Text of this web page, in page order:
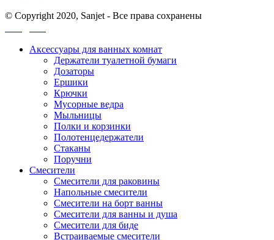
© Copyright 2020, Sanjet - Все права сохранены
Аксессуары для ванных комнат
Держатели туалетной бумаги
Дозаторы
Ершики
Крючки
Мусорные ведра
Мыльницы
Полки и корзинки
Полотенцедержатели
Стаканы
Поручни
Смесители
Смесители для раковины
Напольные смесители
Смесители на борт ванны
Смесители для ванны и душа
Смесители для биде
Встраиваемые смесители